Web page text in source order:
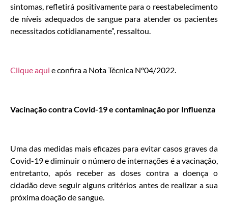
sintomas, refletirá positivamente para o reestabelecimento
de níveis adequados de sangue para atender os pacientes
necessitados cotidianamente”, ressaltou.
Clique aqui e confira a Nota Técnica N°04/2022.
Vacinação contra Covid-19 e contaminação por Influenza
Uma das medidas mais eficazes para evitar casos graves da
Covid-19 e diminuir o número de internações é a vacinação,
entretanto, após receber as doses contra a doença o
cidadão deve seguir alguns critérios antes de realizar a sua
próxima doação de sangue.